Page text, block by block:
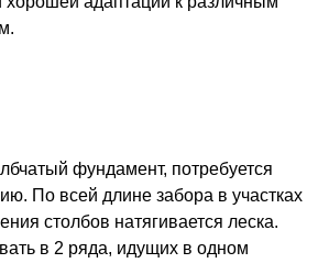
фундамент, потребуется
По всей длине забора в участках
столбов натягивается леска.
в 2 ряда, идущих в одном